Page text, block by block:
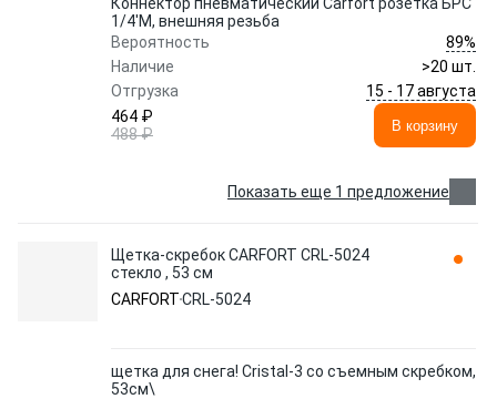
1/4'M, внешняя резьба
Вероятность
89%
Наличие
>20 шт.
Отгрузка
15 - 17 августа
464 ₽
488 ₽
В корзину
Показать еще 1 предложение
Щетка-скребок CARFORT CRL-5024
стекло , 53 см
CARFORTCRL-5024
щетка для снега! Cristal-3 со съемным скребком,
53см\